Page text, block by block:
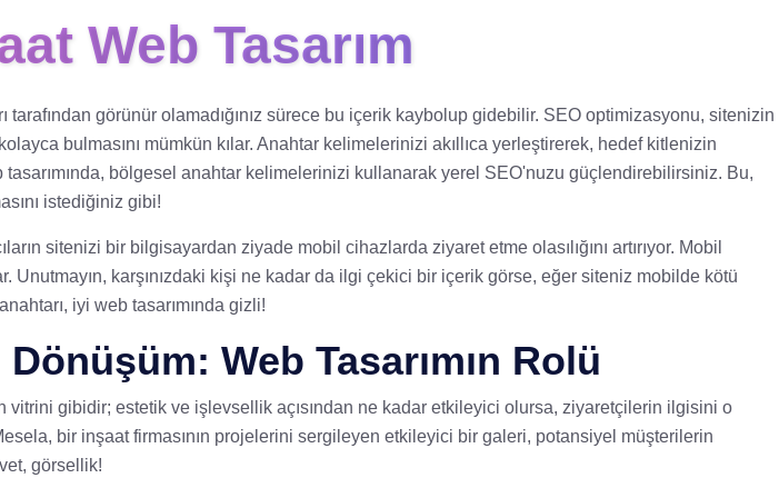
Web Tasarım
görünür olamadığınız sürece bu içerik kaybolup gidebilir. SEO optimizasyonu, sitenizin
bulmasını mümkün kılar. Anahtar kelimelerinizi akıllıca yerleştirerek, hedef kitlenizin
bölgesel anahtar kelimelerinizi kullanarak yerel SEO'nuzu güçlendirebilirsiniz. Bu,
istediğiniz gibi!
sitenizi bir bilgisayardan ziyade mobil cihazlarda ziyaret etme olasılığını artırıyor. Mobil
karşınızdaki kişi ne kadar da ilgi çekici bir içerik görse, eğer siteniz mobilde kötü
iyi web tasarımında gizli!
Web Tasarımın Rolü
gibidir; estetik ve işlevsellik açısından ne kadar etkileyici olursa, ziyaretçilerin ilgisini o
bir inşaat firmasının projelerini sergileyen etkileyici bir galeri, potansiyel müşterilerin
görsellik!